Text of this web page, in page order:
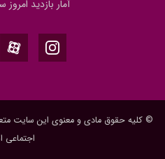
آمار بازدید امروز
© کلیه حقوق مادی و معنوی این سایت